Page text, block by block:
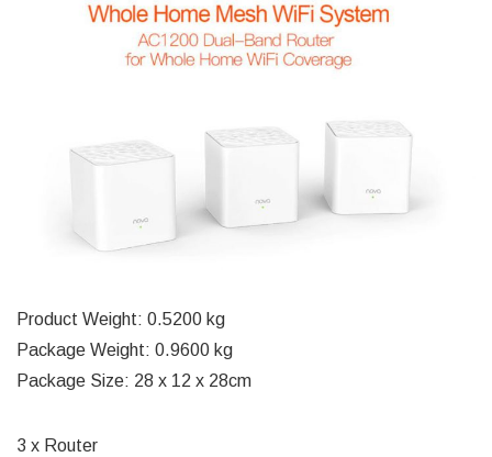
Product Weight: 0.5200 kg
Package Weight: 0.9600 kg
Package Size: 28 x 12 x 28cm
3 x Router